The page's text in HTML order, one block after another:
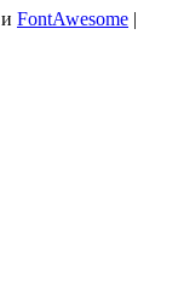
и FontAwesome |